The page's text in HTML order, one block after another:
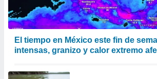
El tiempo en México este fin de
intensas, granizo y calor extremo